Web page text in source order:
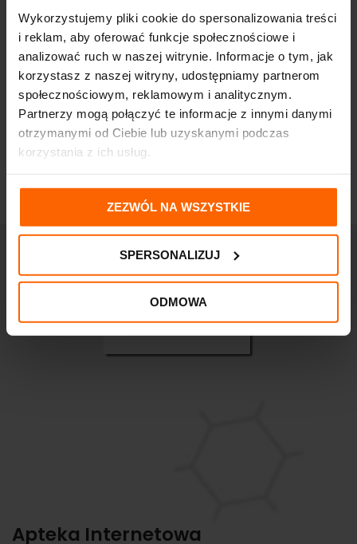
Wykorzystujemy pliki cookie do spersonalizowania treści
i reklam, aby oferować funkcje społecznościowe i
analizować ruch w naszej witrynie. Informacje o tym, jak
korzystasz z naszej witryny, udostępniamy partnerom
społecznościowym, reklamowym i analitycznym.
Partnerzy mogą połączyć te informacje z innymi danymi
otrzymanymi od Ciebie lub uzyskanymi podczas
korzystania z ich usług.
ZEZWÓL NA WSZYSTKIE
SPERSONALIZUJ
ODMOWA
Apteka Internetowa